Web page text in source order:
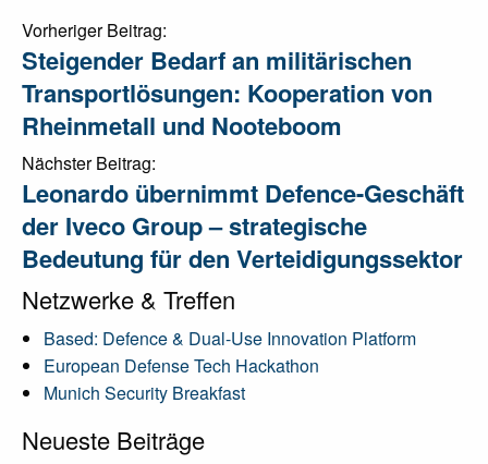
Post
navigation
Vorheriger Beitrag:
Steigender Bedarf an militärischen
Transportlösungen: Kooperation von
Rheinmetall und Nooteboom
Nächster Beitrag:
Leonardo übernimmt Defence-Geschäft
der Iveco Group – strategische
Bedeutung für den Verteidigungssektor
Netzwerke & Treffen
Based: Defence & Dual-Use Innovation Platform
European Defense Tech Hackathon
Munich Security Breakfast
Neueste Beiträge